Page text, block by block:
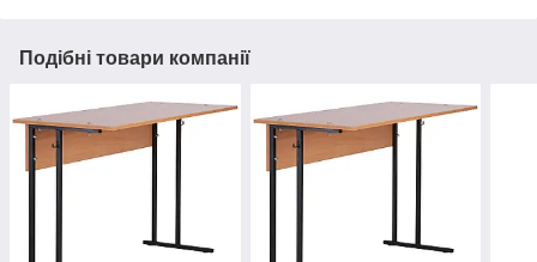
Подібні товари компанії